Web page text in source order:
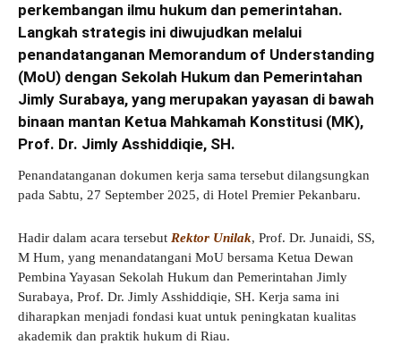
perkembangan ilmu hukum dan pemerintahan.
Langkah strategis ini diwujudkan melalui
penandatanganan Memorandum of Understanding
(MoU) dengan Sekolah Hukum dan Pemerintahan
Jimly Surabaya, yang merupakan yayasan di bawah
binaan mantan Ketua Mahkamah Konstitusi (MK),
Prof. Dr. Jimly Asshiddiqie, SH.
Penandatanganan dokumen kerja sama tersebut dilangsungkan
pada Sabtu, 27 September 2025, di Hotel Premier Pekanbaru.
Hadir dalam acara tersebut Rektor Unilak, Prof. Dr. Junaidi, SS,
M Hum, yang menandatangani MoU bersama Ketua Dewan
Pembina Yayasan Sekolah Hukum dan Pemerintahan Jimly
Surabaya, Prof. Dr. Jimly Asshiddiqie, SH. Kerja sama ini
diharapkan menjadi fondasi kuat untuk peningkatan kualitas
akademik dan praktik hukum di Riau.